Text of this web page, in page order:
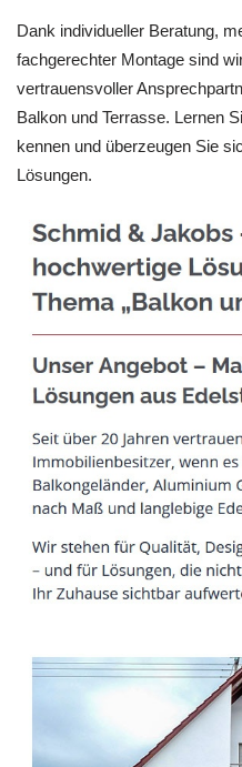
Dank individueller Beratung,
fachgerechter Montage sind
vertrauensvoller
Balkon und Terrasse. Lernen
kennen und überzeugen Sie
Lösungen.